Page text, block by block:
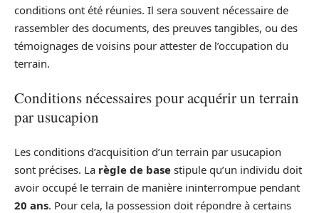
conditions ont été réunies. Il sera souvent nécessaire de
rassembler des documents, des preuves tangibles, ou des
témoignages de voisins pour attester de l’occupation du
terrain.
Conditions nécessaires pour acquérir un terrain
par usucapion
Les conditions d’acquisition d’un terrain par usucapion
sont précises. La règle de base stipule qu’un individu doit
avoir occupé le terrain de manière ininterrompue pendant
20 ans. Pour cela, la possession doit répondre à certains